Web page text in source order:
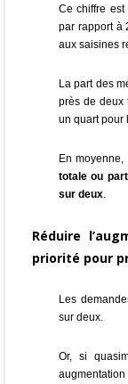
Ce chiffre
par rapport à
aux saisines
La part des
près de deux
un quart pour
En moyenne,
totale ou
sur deux.
Réduire
priorité pour
Les
sur deux.
Or, si